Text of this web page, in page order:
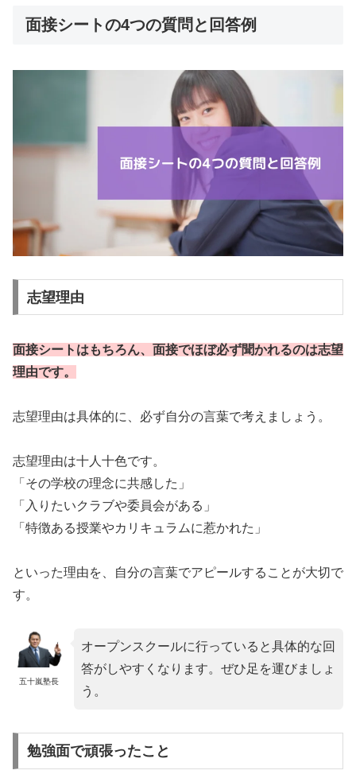
面接シートの4つの質問と回答例
志望理由
面接シートはもちろん、面接でほぼ必ず聞かれるのは志望
理由です。
志望理由は具体的に、必ず自分の言葉で考えましょう。
志望理由は十人十色です。
「その学校の理念に共感した」
「入りたいクラブや委員会がある」
「特徴ある授業やカリキュラムに惹かれた」
といった理由を、自分の言葉でアピールすることが大切で
す。
五十嵐塾長
オープンスクールに行っていると具体的な回
答がしやすくなります。ぜひ足を運びましょ
う。
勉強面で頑張ったこと